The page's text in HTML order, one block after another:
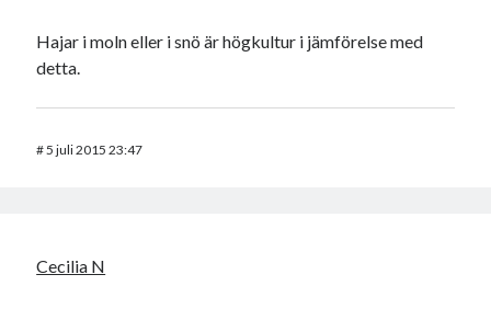
Hajar i moln eller i snö är högkultur i jämförelse med
detta.
#5 juli 2015 23:47
Cecilia N